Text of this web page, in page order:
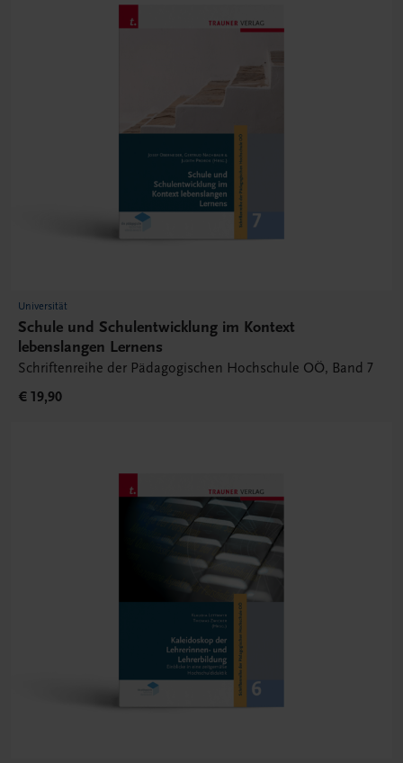
Universität
Schule und Schulentwicklung im Kontext
lebenslangen Lernens
Schriftenreihe der Pädagogischen Hochschule OÖ, Band 7
€ 19,90